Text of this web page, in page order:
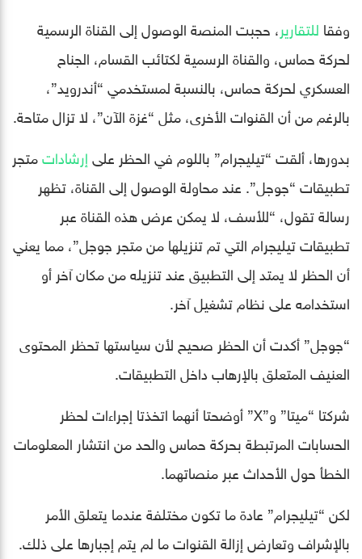
وفقا للتقارير، حجبت المنصة الوصول إلى القناة الرسمية
لحركة حماس، والقناة الرسمية لكتائب القسام، الجناح
العسكري لحركة حماس، بالنسبة لمستخدمي “أندرويد”،
بالرغم من أن القنوات الأخرى، مثل “غزة الآن”، لا تزال متاحة.
بدورها، ألقت “تيليجرام” باللوم في الحظر علىإرشاداتمتجر
تطبيقات “جوجل”. عند محاولة الوصول إلى القناة، تظهر
رسالة تقول، “للأسف، لا يمكن عرض هذه القناة عبر
تطبيقات تيليجرام التي تم تنزيلها من متجر جوجل”، مما يعني
أن الحظر لا يمتد إلى التطبيق عند تنزيله من مكان آخر أو
استخدامه على نظام تشغيل آخر.
“جوجل” أكدت أن الحظر صحيح لأن سياستها تحظر المحتوى
العنيف المتعلق بالإرهاب داخل التطبيقات.
شركتا “ميتا” و”X” أوضحتا أنهما اتخذتا إجراءات لحظر
الحسابات المرتبطة بحركة حماس والحد من انتشار المعلومات
الخطأ حول الأحداث عبر منصاتهما.
لكن “تيليجرام” عادة ما تكون مختلفة عندما يتعلق الأمر
بالإشراف وتعارض إزالة القنوات ما لم يتم إجبارها على ذلك.